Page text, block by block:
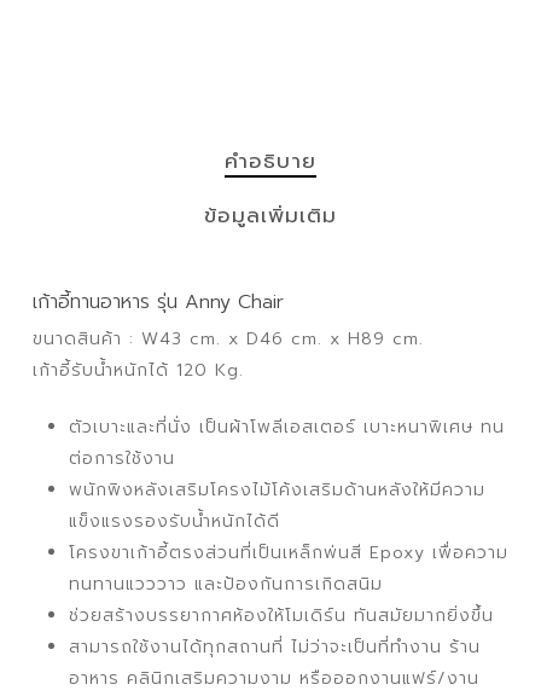
คำอธิบาย
ข้อมูลเพิ่มเติม
เก้าอี้ทานอาหาร รุ่น Anny Chair
ขนาดสินค้า : W43 cm. x D46 cm. x H89 cm.
เก้าอี้รับน้ำหนักได้ 120 Kg.
ตัวเบาะและที่นั่ง เป็นผ้าโพลีเอสเตอร์ เบาะหนาพิเศษ ทน
ต่อการใช้งาน
พนักพิงหลังเสริมโครงไม้โค้งเสริมด้านหลังให้มีความ
แข็งแรงรองรับน้ำหนักได้ดี
โครงขาเก้าอี้ตรงส่วนที่เป็นเหล็กพ่นสี Epoxy เพื่อความ
ทนทานแวววาว และป้องกันการเกิดสนิม
ช่วยสร้างบรรยากาศห้องให้โมเดิร์น ทันสมัยมากยิ่งขึ้น
สามารถใช้งานได้ทุกสถานที่ ไม่ว่าจะเป็นที่ทำงาน ร้าน
อาหาร คลินิกเสริมความงาม หรือออกงานแฟร์/งาน